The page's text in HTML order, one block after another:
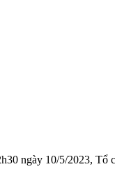
ngày 10/5/2023, Tổ